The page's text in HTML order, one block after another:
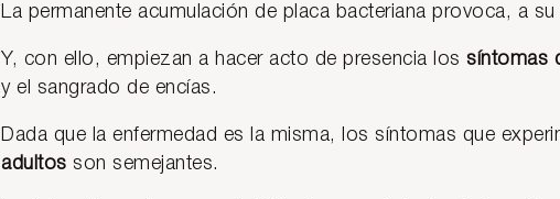
La permanente acumulación de placa bacteriana provoca, a su
Y, con ello, empiezan a hacer acto de presencia lossíntomas
y el sangrado de encías.
Dada que la enfermedad es la misma, los síntomas que
adultos son semejantes.